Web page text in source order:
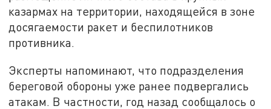
казармах на территории, находящейся в зоне
досягаемости ракет и беспилотников
противника.
Эксперты напоминают, что подразделения
береговой обороны уже ранее подвергались
атакам. В частности, год назад сообщалось о